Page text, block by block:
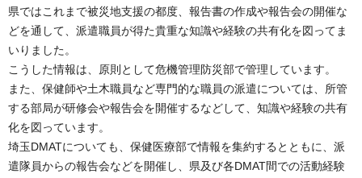
県ではこれまで被災地支援の都度、報告書の作成や報告会の開催な
どを通して、派遣職員が得た貴重な知識や経験の共有化を図ってま
いりました。
こうした情報は、原則として危機管理防災部で管理しています。
また、保健師や土木職員など専門的な職員の派遣については、所管
する部局が研修会や報告会を開催するなどして、知識や経験の共有
化を図っています。
埼玉DMATについても、保健医療部で情報を集約するとともに、派
遣隊員からの報告会などを開催し、県及び各DMAT間での活動経験